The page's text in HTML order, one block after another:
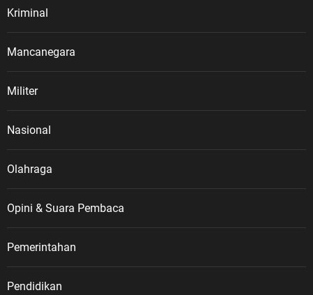
Kriminal
Mancanegara
Militer
Nasional
Olahraga
Opini & Suara Pembaca
Pemerintahan
Pendidikan